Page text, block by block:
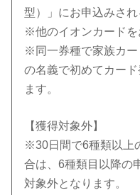
型）」にお申込みさ
※他のイオンカードを
※同一券種で家族カー
の名義で初めてカー
ます。
【獲得対象外】
※30日間で6種類以上
合は、6種類目以降の
対象外となります。